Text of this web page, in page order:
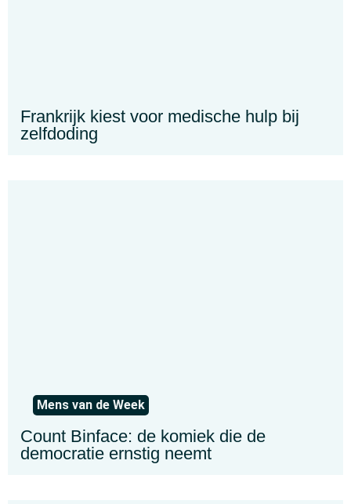
Frankrijk kiest voor medische hulp bij
zelfdoding
Mens van de Week
Count Binface: de komiek die de
democratie ernstig neemt